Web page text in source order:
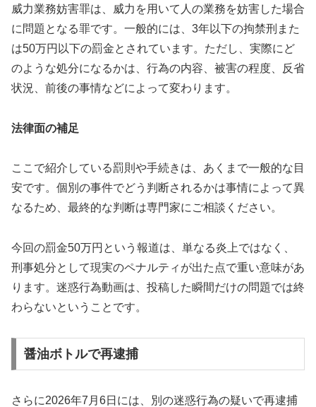
威力業務妨害罪は、威力を用いて人の業務を妨害した場合
に問題となる罪です。一般的には、3年以下の拘禁刑また
は50万円以下の罰金とされています。ただし、実際にど
のような処分になるかは、行為の内容、被害の程度、反省
状況、前後の事情などによって変わります。
法律面の補足
ここで紹介している罰則や手続きは、あくまで一般的な目
安です。個別の事件でどう判断されるかは事情によって異
なるため、最終的な判断は専門家にご相談ください。
今回の罰金50万円という報道は、単なる炎上ではなく、
刑事処分として現実のペナルティが出た点で重い意味があ
ります。迷惑行為動画は、投稿した瞬間だけの問題では終
わらないということです。
醤油ボトルで再逮捕
さらに2026年7月6日には、別の迷惑行為の疑いで再逮捕